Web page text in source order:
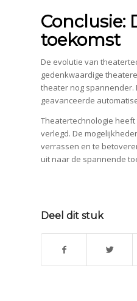
Conclusie:
toekomst
De evolutie van
gedenkwaardige
theater nog spannender.
geavanceerde
Theatertechnologie
verlegd. De
verrassen en te
uit naar de spannende
Deel dit stuk